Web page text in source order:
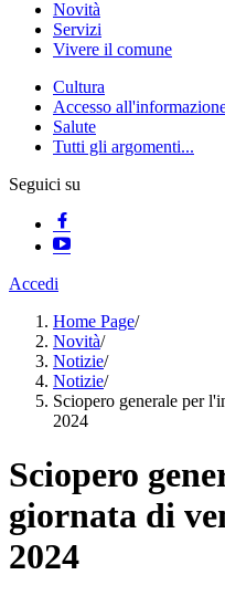
Novità
Servizi
Vivere il comune
Cultura
Accesso
Salute
Tutti gli argomenti...
Seguici su
Accedi
Home Page/
Novità/
Notizie/
Notizie/
Sciopero generale per
2024
Sciopero
giornata di
2024